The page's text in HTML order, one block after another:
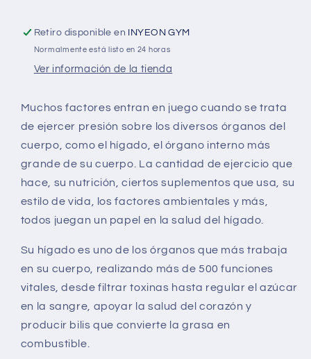
Retiro disponible en INYEON GYM
Normalmente está listo en 24 horas
Ver información de la tienda
Muchos factores entran en juego cuando se trata
de ejercer presión sobre los diversos órganos del
cuerpo, como el hígado, el órgano interno más
grande de su cuerpo. La cantidad de ejercicio que
hace, su nutrición, ciertos suplementos que usa, su
estilo de vida, los factores ambientales y más,
todos juegan un papel en la salud del hígado.
Su hígado es uno de los órganos que más trabaja
en su cuerpo, realizando más de 500 funciones
vitales, desde filtrar toxinas hasta regular el azúcar
en la sangre, apoyar la salud del corazón y
producir bilis que convierte la grasa en
combustible.